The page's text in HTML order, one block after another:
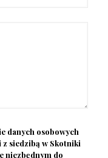
danych osobowych
z siedzibą w Skotniki
niezbędnym do